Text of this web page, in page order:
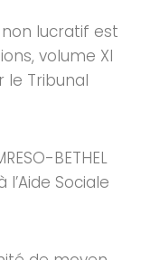
non lucratif est
volume XI
le Tribunal
BETHEL
Sociale